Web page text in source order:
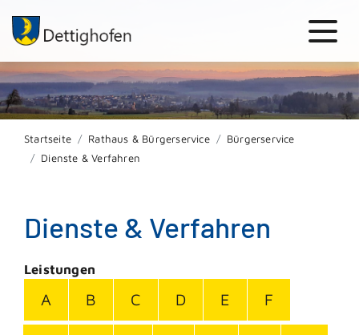
Startseite Rathaus & Bürgerservice
Bürgerservice
Dienste & Verfahren
Dienste & Verfahren
Leistungen
A B C D E F